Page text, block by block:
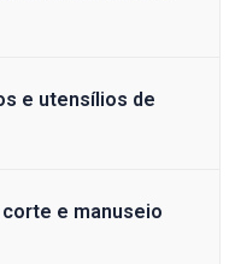
e utensílios de
e manuseio